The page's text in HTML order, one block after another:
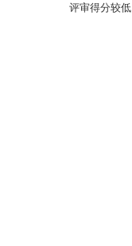
评审得分较低